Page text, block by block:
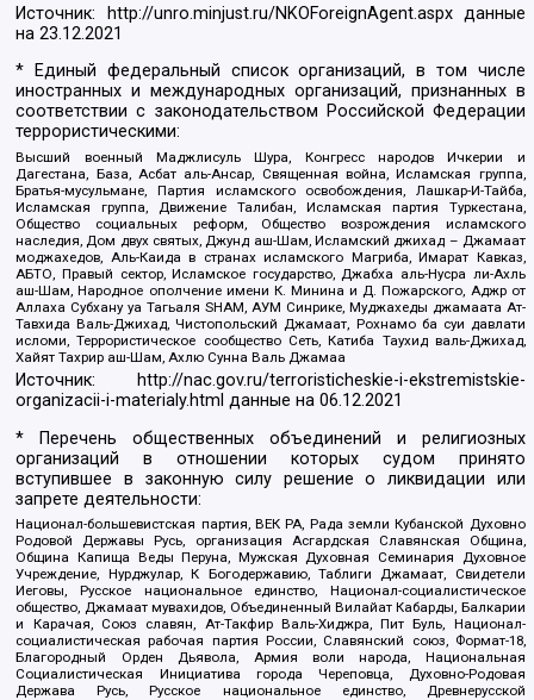
Источник: http://unro.minjust.ru/NKOForeignAgent.aspxданные
на23.12.2021
* Единый федеральный список организаций, в том числе
иностранных и международных организаций, признанных в
соответствии с законодательством Российской Федерации
террористическими:
Высший военный Маджлисуль Шура, Конгресс народов Ичкерии и
Дагестана, База, Асбат аль-Ансар, Священная война, Исламская группа,
Братья-мусульмане, Партия исламского освобождения, Лашкар-И-Тайба,
Исламская группа, Движение Талибан, Исламская партия Туркестана,
Общество социальных реформ, Общество возрождения исламского
наследия, Дом двух святых, Джунд аш-Шам, Исламский джихад – Джамаат
моджахедов, Аль-Каида в странах исламского Магриба, Имарат Кавказ,
АБТО, Правый сектор, Исламское государство, Джабха аль-Нусра ли-Ахль
аш-Шам, Народное ополчение имени К. Минина и Д. Пожарского, Аджр от
Аллаха Субхану уа Тагьаля SHAM, АУМ Синрике, Муджахеды джамаата Ат-
Тавхида Валь-Джихад, Чистопольский Джамаат, Рохнамо ба суи давлати
исломи, Террористическое сообщество Сеть, Катиба Таухид валь-Джихад,
Хайят Тахрир аш-Шам, Ахлю Сунна Валь Джамаа
Источник:
http://nac.gov.ru/terroristicheskie-i-ekstremistskie-
organizacii-i-materialy.html данные на06.12.2021
* Перечень общественных объединений и религиозных
организаций в отношении которых судом принято
вступившее в законную силу решение о ликвидации или
запрете деятельности:
Национал-большевистская партия, ВЕК РА, Рада земли Кубанской Духовно
Родовой Державы Русь, организация Асгардская Славянская Община,
Община Капища Веды Перуна, Мужская Духовная Семинария Духовное
Учреждение, Нурджулар, К Богодержавию, Таблиги Джамаат, Свидетели
Иеговы, Русское национальное единство, Национал-социалистическое
общество, Джамаат мувахидов, Объединенный Вилайат Кабарды, Балкарии
и Карачая, Союз славян, Ат-Такфир Валь-Хиджра, Пит Буль, Национал-
социалистическая рабочая партия России, Славянский союз, Формат-18,
Благородный Орден Дьявола, Армия воли народа, Национальная
Социалистическая Инициатива города Череповца, Духовно-Родовая
Держава Русь, Русское национальное единство, Древнерусской